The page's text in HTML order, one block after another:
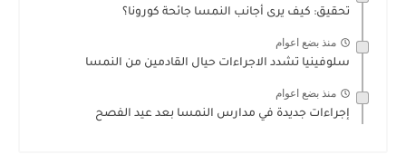
تحقيق: كيف يرى أجانب النمسا جائحة كورونا؟
منذ بضع اعوام
سلوفينيا تشدد الاجراءات حيال القادمين من النمسا
منذ بضع اعوام
إجراءات جديدة في مدارس النمسا بعد عيد الفصح